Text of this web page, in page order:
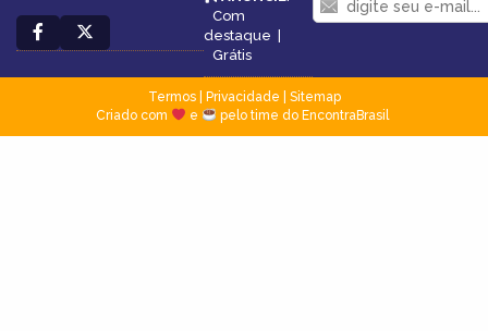
Com
destaque |
Grátis
Termos| Privacidade
Sitemap
Criado com
e pelo time do EncontraBrasil